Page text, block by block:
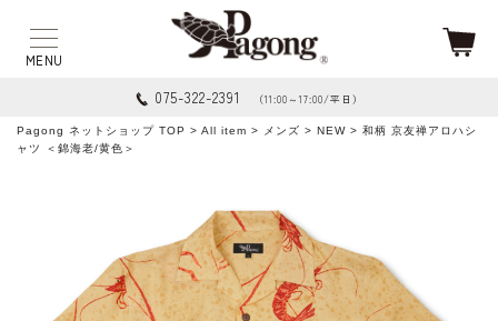
075-322-2391 （11:00～17:00/平日）
Pagong ネットショップ TOP > All item > メンズ > NEW > 和柄 京友禅アロハシ
ャツ ＜錦海老/黄色＞